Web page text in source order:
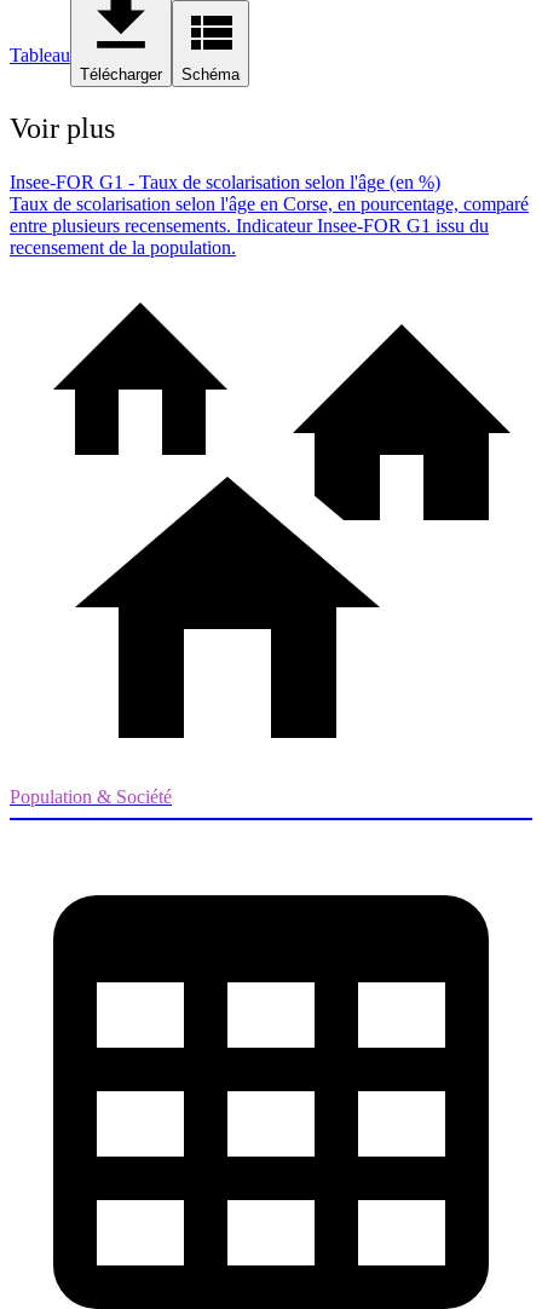
Tableau
Télécharger Schéma
Voir plus
Insee-FOR G1 - Taux de scolarisation selon l'âge (en %)
Taux de scolarisation selon l'âge en Corse, en pourcentage, comparé
entre plusieurs recensements. Indicateur Insee-FOR G1 issu du
recensement de la population.
Population & Société